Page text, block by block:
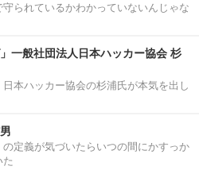
られているかわかっていないんじゃな
一般社団法人日本ハッカー協会 杉
本ハッカー協会の杉浦氏が本気を出し
定義が気づいたらいつの間にかすっか